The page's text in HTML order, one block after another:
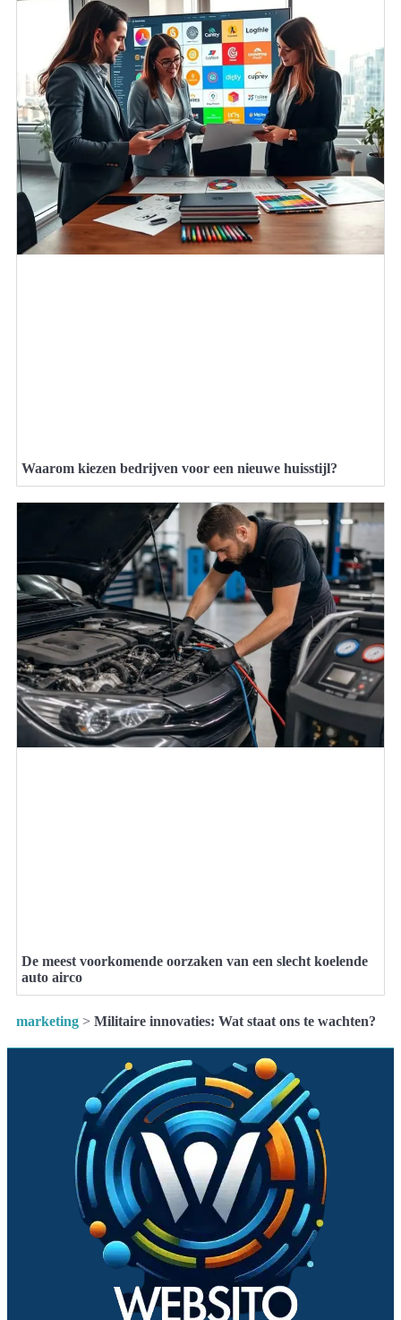
Waarom kiezen bedrijven voor een nieuwe huisstijl?
De meest voorkomende oorzaken van een slecht koelende
auto airco
marketing > Militaire innovaties: Wat staat ons te wachten?